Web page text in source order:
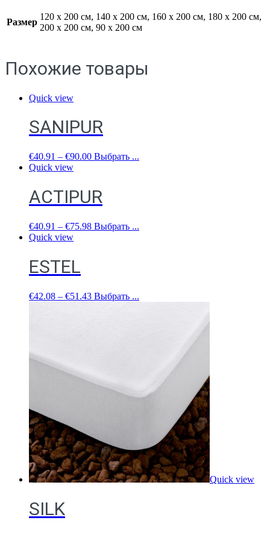
Размер
120 x 200 см, 140 x 200 см, 160 x 200 см, 180 x 200 см,
200 x 200 см, 90 x 200 см
Похожие товары
Quick view
SANIPUR
€40.91 – €90.00 Выбрать ...
Quick view
ACTIPUR
€40.91 – €75.98 Выбрать ...
Quick view
ESTEL
€42.08 – €51.43 Выбрать ...
Quick view
SILK